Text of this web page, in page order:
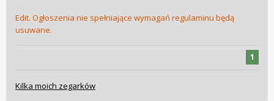
Edit. Ogłoszenia nie spełniające wymagań regulaminu będą
usuwane.
1
Kilka moich zegarków